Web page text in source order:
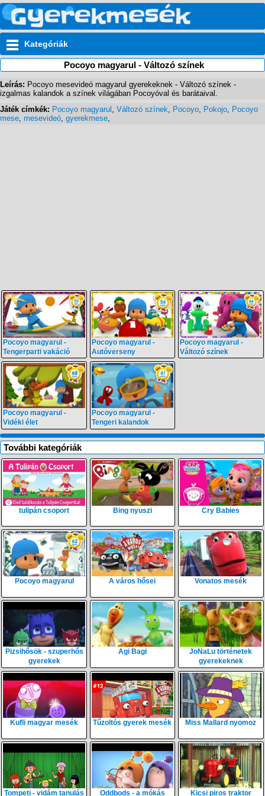
Kategóriák
Pocoyo magyarul - Változó színek
Leírás: Pocoyo mesevideó magyarul gyerekeknek - Változó színek -
izgalmas kalandok a színek világában Pocoyóval és barátaival.
Játék címkék: Pocoyo magyarul , Változó színek, Pocoyo, Pokojo, Pocoyo
mese, mesevideó, gyerekmese,
Pocoyo magyarul -
Tengerparti vakáció
Pocoyo magyarul -
Autóverseny
Pocoyo magyarul -
Változó színek
Pocoyo magyarul -
Vidéki élet
Pocoyo magyarul -
Tengeri kalandok
További kategóriák
tulipán csoport Bing nyuszi Cry Babies
Pocoyo magyarul A város hősei Vonatos mesék
Pizsihősök - szuperhős
gyerekek
Agi Bagi
JoNaLu történetek
gyerekeknek
Kufli magyar mesék Tűzoltós gyerek mesék Miss Mallard nyomoz
Tompeti - vidám tanulás Oddbods - a mókás Kicsi piros traktor